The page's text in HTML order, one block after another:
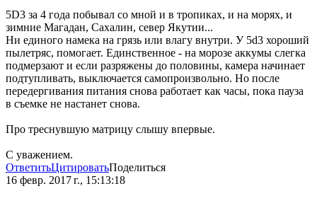
5D3 за 4 года побывал со мной и в тропиках, и на морях, и
зимние Магадан, Сахалин, север Якутии...
Ни единого намека на грязь или влагу внутри. У 5d3 хороший
пылетряс, помогает. Единственное - на морозе аккумы слегка
подмерзают и если разряжены до половины, камера начинает
подтупливать, выключается самопроизвольно. Но после
передергивания питания снова работает как часы, пока пауза
в съемке не настанет снова.
Про треснувшую матрицу слышу впервые.
С уважением.
ОтветитьЦитироватьПоделиться
16 февр. 2017 г., 15:13:18